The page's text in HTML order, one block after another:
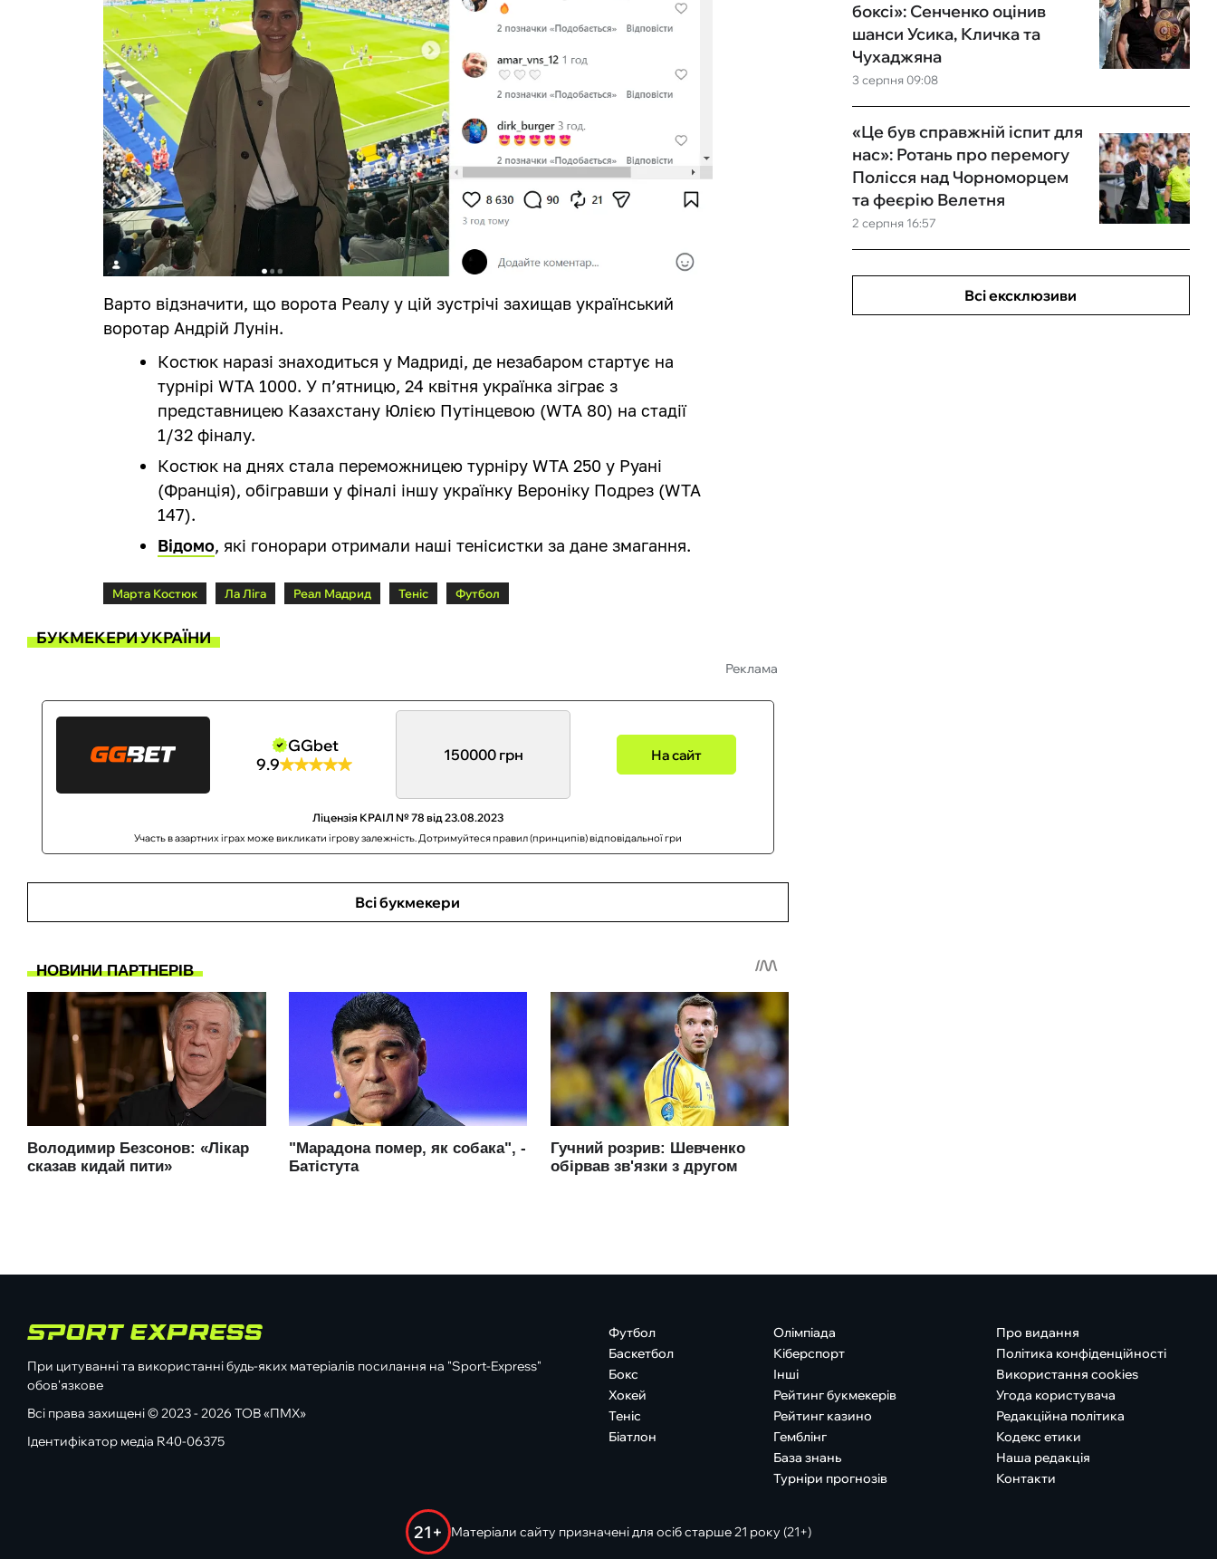
Варто відзначити, що ворота Реалу у цій зустрічі захищав український
воротар Андрій Лунін.
Костюк наразі знаходиться у Мадриді, де незабаром стартує на
турнірі WTA 1000. У п’ятницю, 24 квітня українка зіграє з
представницею Казахстану Юлією Путінцевою (WTA 80) на стадії
1/32 фіналу.
Костюк на днях стала переможницею турніру WTA 250 у Руані
(Франція), обігравши у фіналі іншу українку Вероніку Подрез (WTA
147).
Відомо, які гонорари отримали наші тенісистки за дане змагання.
Марта Костюк Ла Ліга Реал Мадрид Теніс Футбол
БУКМЕКЕРИ УКРАЇНИ
Реклама
GGbet
9.9
150000 грн На сайт
Ліцензія КРАІЛ № 78 від 23.08.2023
Участь в азартних іграх може викликати ігрову залежність. Дотримуйтеся правил (принципів) відповідальної гри
Всі букмекери
3 серпня 09:08
боксі»: Сенченко оцінив
шанси Усика, Кличка та
Чухаджяна
2 серпня 16:57
«Це був справжній іспит для
нас»: Ротань про перемогу
Полісся над Чорноморцем
та феєрію Велетня
Всі ексклюзиви
При цитуванні та використанні будь-яких матеріалів посилання на "Sport-Express"
обов'язкове
Всі права захищені © 2023 - 2026 ТОВ «ПМХ»
Ідентифікатор медіа R40-06375
Футбол
Баскетбол
Бокс
Хокей
Теніс
Біатлон
Олімпіада
Кіберспорт
Інші
Рейтинг букмекерів
Рейтинг казино
Гемблінг
База знань
Турніри прогнозів
Про видання
Політика конфіденційності
Використання cookies
Угода користувача
Редакційна політика
Кодекс етики
Наша редакція
Контакти
21+ Матеріали сайту призначені для осіб старше 21 року (21+)